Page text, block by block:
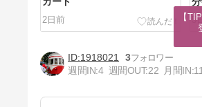
2日前
5
1918021
3
週間IN:4 週間OUT:22 月間IN:
【